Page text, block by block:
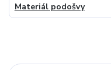
Materiál podošvy